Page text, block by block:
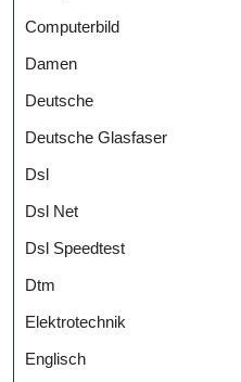
Computerbild
Damen
Deutsche
Deutsche Glasfaser
Dsl
Dsl Net
Dsl Speedtest
Dtm
Elektrotechnik
Englisch